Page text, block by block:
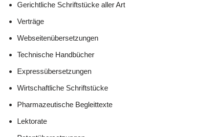
Gerichtliche Schriftstücke aller Art
Verträge
Webseitenübersetzungen
Technische Handbücher
Expressübersetzungen
Wirtschaftliche Schriftstücke
Pharmazeutische Begleittexte
Lektorate